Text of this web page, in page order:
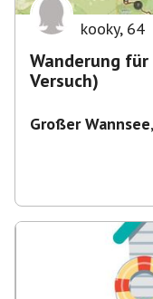
kooky, 64
Wanderung
Versuch)
Großer Wannsee,